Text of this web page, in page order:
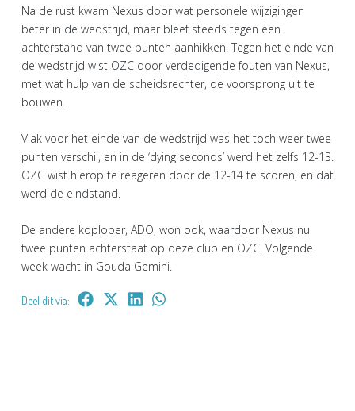
Na de rust kwam Nexus door wat personele wijzigingen
beter in de wedstrijd, maar bleef steeds tegen een
achterstand van twee punten aanhikken. Tegen het einde van
de wedstrijd wist OZC door verdedigende fouten van Nexus,
met wat hulp van de scheidsrechter, de voorsprong uit te
bouwen.
Vlak voor het einde van de wedstrijd was het toch weer twee
punten verschil, en in de ‘dying seconds’ werd het zelfs 12-13.
OZC wist hierop te reageren door de 12-14 te scoren, en dat
werd de eindstand.
De andere koploper, ADO, won ook, waardoor Nexus nu
twee punten achterstaat op deze club en OZC. Volgende
week wacht in Gouda Gemini.
Deel dit via: